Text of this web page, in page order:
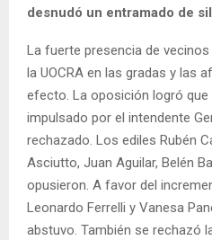
desnudó un entramado de
La fuerte presencia de
la UOCRA en las gradas y las
efecto. La oposición logró
impulsado por el intendente
rechazado. Los ediles Rubén
Asciutto, Juan Aguilar, Belén
opusieron. A favor del
Leonardo Ferrelli y Vanesa
abstuvo. También se rechazó